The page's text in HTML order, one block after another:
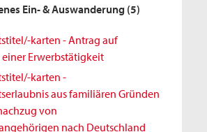
Ein- & Auswanderung (5)
karten - Antrag auf
Erwerbstätigkeit
karten -
aus familiären Gründen
von
nach Deutschland